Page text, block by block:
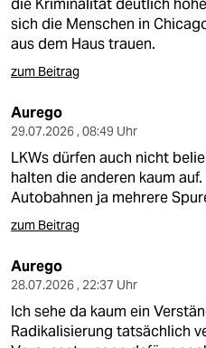
die Kriminalität deutlich
sich die Menschen in
aus dem Haus trauen.
zum Beitrag
Aurego
29.07.2026 , 08:49 Uhr
LKWs dürfen auch nicht
halten die anderen kaum
Autobahnen ja mehrere
zum Beitrag
Aurego
28.07.2026 , 22:37 Uhr
Ich sehe da kaum ein
Radikalisierung tatsächlich